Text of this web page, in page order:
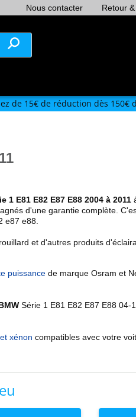
Nous contacter Retour &
de 15€ de réduction dès 150€
1 E81 E82 E87 E88 2004 à 2011
d'une garantie complète.
e87 e88.
et d'autres produits
puissance de marque Osram et
Série 1 E81 E82 E87 E88 04-
xénon compatibles avec votre